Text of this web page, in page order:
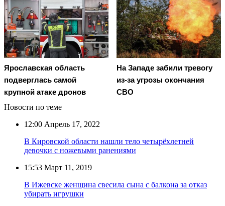
Ярославская область
подверглась самой
крупной атаке дронов
На Западе забили тревогу
из-за угрозы окончания
СВО
Новости по теме
12:00 Апрель 17, 2022
В Кировской области нашли тело четырёхлетней
девочки с ножевыми ранениями
15:53 Март 11, 2019
В Ижевске женщина свесила сына с балкона за отказ
убирать игрушки